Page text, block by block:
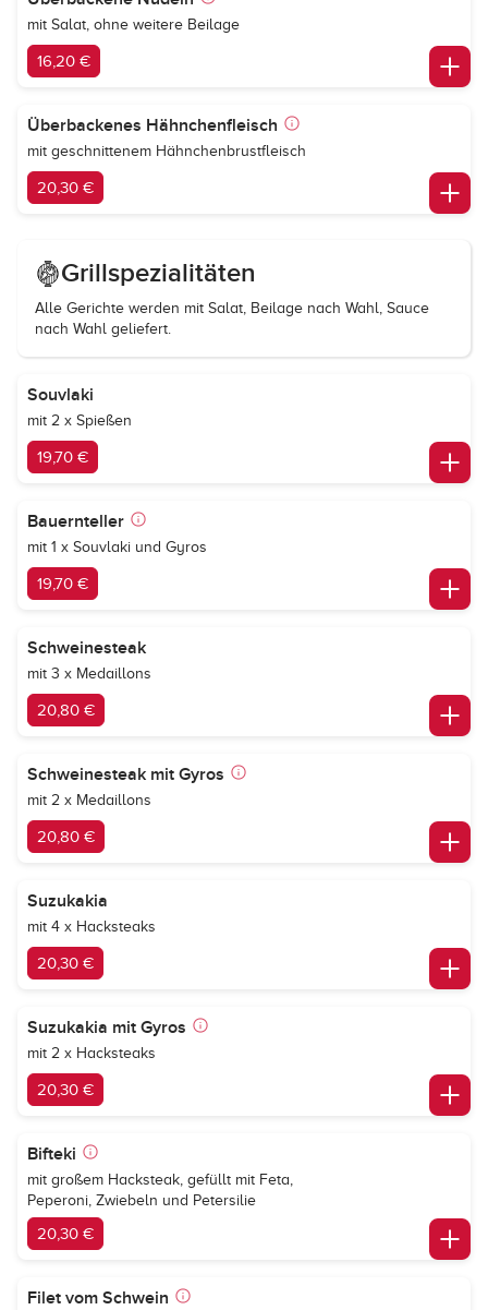
mit Salat, ohne weitere Beilage
16,20 €
Überbackenes Hähnchenfleisch
mit geschnittenem Hähnchenbrustfleisch
20,30 €
Grillspezialitäten
Alle Gerichte werden mit Salat, Beilage nach Wahl, Sauce
nach Wahl geliefert.
Souvlaki
mit 2 x Spießen
19,70 €
Bauernteller
mit 1 x Souvlaki und Gyros
19,70 €
Schweinesteak
mit 3 x Medaillons
20,80 €
Schweinesteak mit Gyros
mit 2 x Medaillons
20,80 €
Suzukakia
mit 4 x Hacksteaks
20,30 €
Suzukakia mit Gyros
mit 2 x Hacksteaks
20,30 €
Bifteki
mit großem Hacksteak, gefüllt mit Feta,
Peperoni, Zwiebeln und Petersilie
20,30 €
Filet vom Schwein